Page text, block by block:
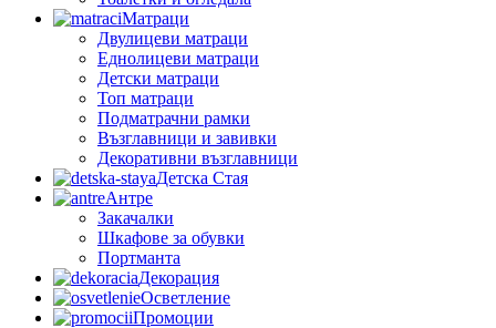
Матраци
Двулицеви матраци
Еднолицеви матраци
Детски матраци
Топ матраци
Подматрачни рамки
Възглавници и завивки
Декоративни възглавници
Детска Стая
Антре
Закачалки
Шкафове за обувки
Портманта
Декорация
Осветление
Промоции